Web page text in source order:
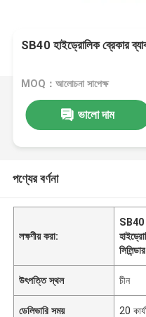
SB40 হাইড্রোলিক ব্রেকার
MOQ：আলোচনা সাপেক্ষ
ভালো দাম
পণ্যের বর্ণনা
লক্ষণীয় করা:
SB40
উৎপত্তি স্থল চীন
ডেলিভারি সময় 20